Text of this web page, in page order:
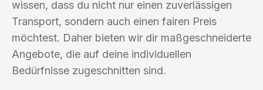
wissen, dass du nicht nur einen zuverlässigen
Transport, sondern auch einen fairen Preis
möchtest. Daher bieten wir dir maßgeschneiderte
Angebote, die auf deine individuellen
Bedürfnisse zugeschnitten sind.